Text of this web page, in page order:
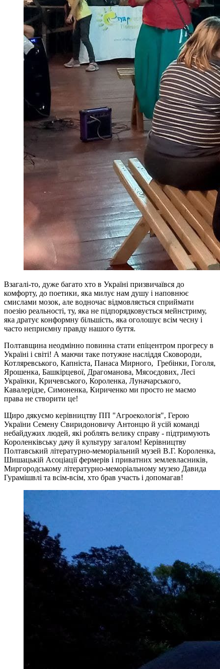
Взагалі-то, дуже багато хто в Україні призвичаївся до
комфорту, до поетики, яка милує нам душу і наповнює
смислами мозок, але водночас відмовляється сприймати
поезію реальності, ту, яка не підпорядковується мейнстриму,
яка дратує конформну більшість, яка оголошує всім чесну і
часто неприємну правду нашого буття.
Полтавщина неодмінно повинна стати епіцентром прогресу в
Україні і світі! А маючи таке потужне насліддя Сковороди,
Котляревського, Капніста, Панаса Мирного, Гребінки, Гоголя,
Ярошенка, Башкірцевої, Драгоманова, Мясоєдових, Лесі
Українки, Кричевського, Короленка, Луначарського,
Кавалерідзе, Симоненка, Кириченко ми просто не маємо
права не створити це!
Щиро дякуємо керівництву ПП "Агроекологія", Герою
України Семену Свиридоновичу Антонцю й усій команді
небайдужих людей, які роблять велику справу - підтримують
Короленківську дачу й культуру загалом! Керівництву
Полтавський літературно-меморіальний музей В.Г. Короленка,
Шишацькій Асоціації фермерів і приватних землевласників,
Миргородському літературно-меморіальному музею Давида
Гурамішвлі та всім-всім, хто брав участь і допомагав!